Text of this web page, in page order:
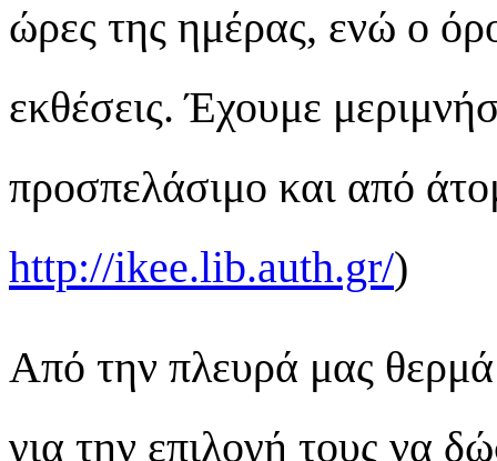
ώρες της ημέρας, ενώ ο
εκθέσεις. Έχουμε
προσπελάσιμο και από
http://ikee.lib.auth.gr/)
Από την πλευρά μας θερμά
για την επιλογή τους να